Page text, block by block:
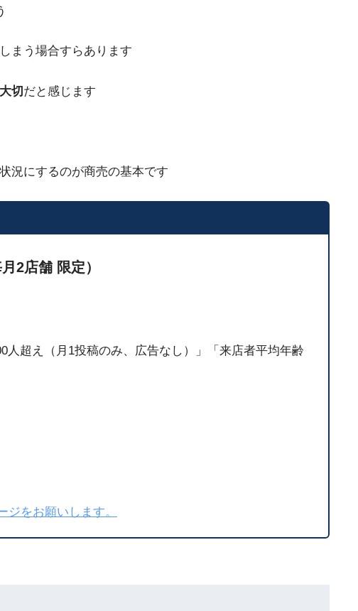
まう場合すらあります
切 だと感じます
況にするのが商売の基本です
2店舗 限定）
人超え（月1投稿のみ、広告なし）」「来店者平均年齢
をお願いします。